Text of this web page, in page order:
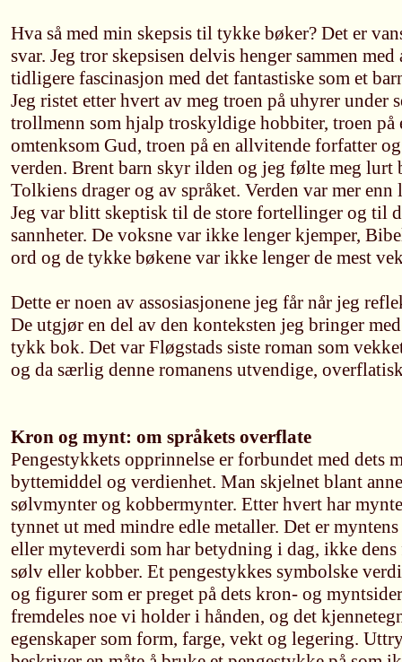
Hva så med min skepsis til tykke bøker? Det er
svar. Jeg tror skepsisen delvis henger sammen
tidligere fascinasjon med det fantastiske som et
Jeg ristet etter hvert av meg troen på uhyrer under
trollmenn som hjalp troskyldige hobbiter, troen på
omtenksom Gud, troen på en allvitende forfatter
verden. Brent barn skyr ilden og jeg følte meg lurt
Tolkiens drager og av språket. Verden var mer
Jeg var blitt skeptisk til de store fortellinger og til
sannheter. De voksne var ikke lenger kjemper,
ord og de tykke bøkene var ikke lenger de mest
Dette er noen av assosiasjonene jeg får når jeg
De utgjør en del av den konteksten jeg bringer
tykk bok. Det var Fløgstads siste roman som
og da særlig denne romanens utvendige,
Kron og mynt: om språkets overflate
Pengestykkets opprinnelse er forbundet med dets
byttemiddel og verdienhet. Man skjelnet blant
sølvmynter og kobbermynter. Etter hvert har
tynnet ut med mindre edle metaller. Det er
eller myteverdi som har betydning i dag, ikke
sølv eller kobber. Et pengestykkes symbolske
og figurer som er preget på dets kron- og
fremdeles noe vi holder i hånden, og det
egenskaper som form, farge, vekt og legering.